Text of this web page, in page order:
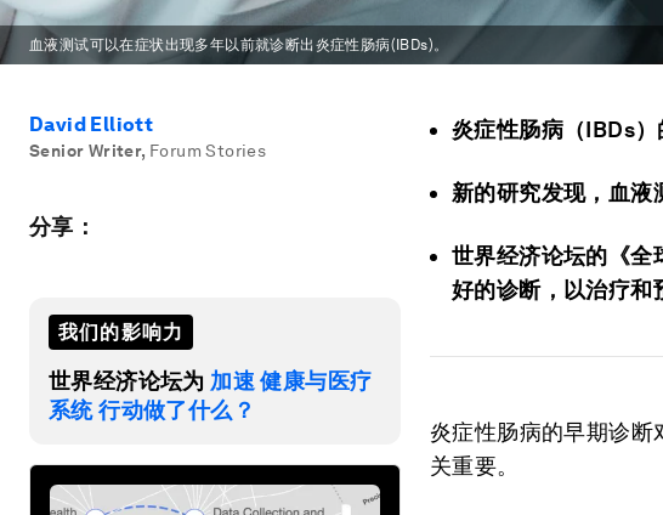
血液测试可以在症状出现多年以前就诊断出炎症性肠病(IBDs)。
David Elliott
Senior Writer, Forum Stories
分享：
我们的影响力
世界经济论坛为 加速 健康与医疗
系统 行动做了什么？
炎症性肠病（IBDs）
新的研究发现，血液
世界经济论坛的《全
好的诊断，以治疗和
炎症性肠病的早期诊
关重要。